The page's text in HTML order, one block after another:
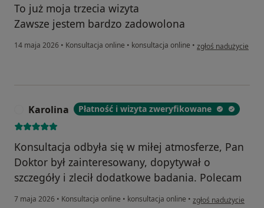
To już moja trzecia wizyta
Zawsze jestem bardzo zadowolona
14 maja 2026 • Konsultacja online • konsultacja online • w opinii
zgłoś nadużycie
Karolina Płatność i wizyta zweryfikowane
Konsultacja odbyła się w miłej atmosferze, Pan
Doktor był zainteresowany, dopytywał o
szczegóły i zlecił dodatkowe badania. Polecam
7 maja 2026 • Konsultacja online • konsultacja online • w opinii użytkownika
zgłoś nadużycie